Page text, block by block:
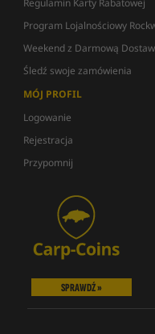
Regulamin Karty Rabatowej
Program Lojalnościowy
Weekend z Darmową
Śledź swoje zamówienia
MÓJ PROFIL
Logowanie
Rejestracja
Przypomnij
SPRAWDŹ »